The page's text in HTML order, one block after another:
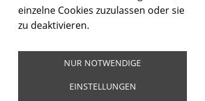
DUSTY GRAY - PUT A NICKEL IN THE
Artikelnummer:
21404
einzelne Cookies zuzulassen oder sie
zu deaktivieren.
NUR NOTWENDIGE
EINSTELLUNGEN